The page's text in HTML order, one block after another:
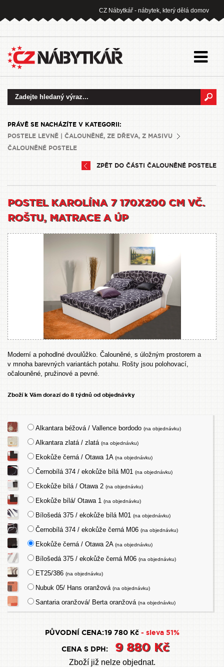
CZ Nábytkář - nábytek, který dělá domov
PRÁVĚ SE NACHÁZÍTE V KATEGORII:
POSTELE LEVNĚ | ČALOUNĚNÉ, ZE DŘEVA, Z MASIVU
ČALOUNĚNÉ POSTELE
ZPĚT DO ČÁSTI ČALOUNĚNÉ POSTELE
POSTEL KAROLÍNA 7 170X200 CM VČ.
ROŠTU, MATRACE A ÚP
Moderní a pohodlné dvoulůžko. Čalouněné, s úložným prostorem a
v mnoha barevných variantách potahu. Rošty jsou polohovací,
očalouněné, pružinové a pevné.
Zboží k Vám dorazí do 8 týdnů od objednávky
Alkantara béžová / Vallence bordodo(na objednávku)
Alkantara zlatá / zlatá(na objednávku)
Ekokůže černá / Otawa 1A(na objednávku)
Černobílá 374 / ekokůže bílá M01(na objednávku)
Ekokůže bílá / Otawa 2(na objednávku)
Ekokůže bílá/ Otawa 1(na objednávku)
Bílošedá 375 / ekokůže bílá M01(na objednávku)
Černobílá 374 / ekokůže černá M06(na objednávku)
Ekokůže černá / Otawa 2A(na objednávku)
Bílošedá 375 / ekokůže černá M06(na objednávku)
ET25/386(na objednávku)
Nubuk 05/ Hans oranžová(na objednávku)
Santaria oranžová/ Berta oranžová(na objednávku)
PŮVODNÍ CENA:19 780 Kč - sleva 51%
CENA S DPH:
9 880 Kč
Zboží již nelze objednat.